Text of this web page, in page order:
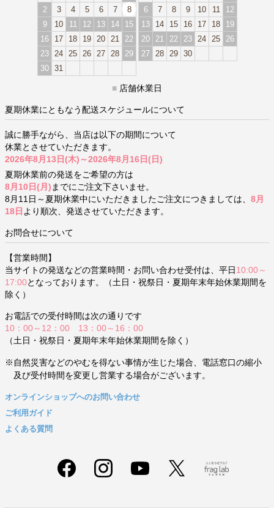
2
3 4 5 6 7
8
9
10 11 12 13 14
15
16
17 18 19 20 21
22
23
24 25 26 27 28
29
30 31
6
7 8 9 10 11
12
13
14 15 16 17 18
19
20
21 22 23 24 25
26
27
28 29 30
■ 店舗休業日
夏期休業にともなう配送スケジュールについて
誠に勝手ながら、当店は以下の期間について
休業とさせていただきます。
2026年8月13日(木)～2026年8月16日(日)
夏期休業前の発送をご希望の方は
8月10日(月) までにご注文下さいませ。
8月11日～夏期休業中にいただきましたご注文につきましては、 8月
18日 より順次、発送させていただきます。
お問合せについて
【営業時間】
当サイトの発送などの営業時間・お問い合わせ受付は、平日 10:00～
17:00となっております。（土日・祝祭日・夏期年末年始休業期間を
除く）
お電話での受付時間は次の通りです
10：00～12：00 13：00～16：00
（土日・祝祭日・夏期年末年始休業期間を除く）
※自然災害などのやむを得ない事情が生じた場合、電話窓口の縮小
及び受付時間を変更し営業する場合がございます。
オンラインショップへのお問い合わせ
ご利用ガイド
よくある質問